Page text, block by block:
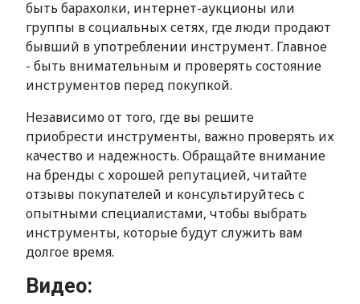
быть барахолки, интернет-аукционы или
группы в социальных сетях, где люди продают
бывший в употреблении инструмент. Главное
- быть внимательным и проверять состояние
инструментов перед покупкой.
Независимо от того, где вы решите
приобрести инструменты, важно проверять их
качество и надежность. Обращайте внимание
на бренды с хорошей репутацией, читайте
отзывы покупателей и консультируйтесь с
опытными специалистами, чтобы выбрать
инструменты, которые будут служить вам
долгое время.
Видео: